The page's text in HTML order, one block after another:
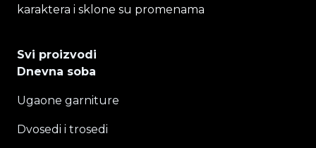
karaktera i sklone su promenama
Svi proizvodi
Dnevna soba
Ugaone garniture
Dvosedi i trosedi